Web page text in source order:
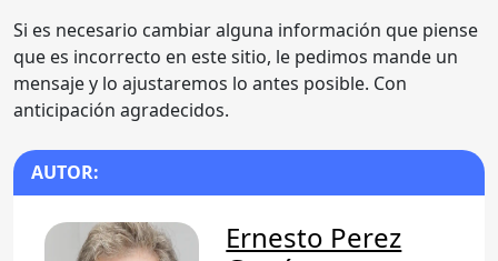
Si es necesario cambiar alguna información que piense
que es incorrecto en este sitio, le pedimos mande un
mensaje y lo ajustaremos lo antes posible. Con
anticipación agradecidos.
AUTOR:
Ernesto Perez